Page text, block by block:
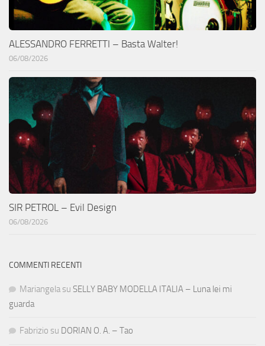
ALESSANDRO FERRETTI – Basta Walter!
06/08/2026
SIR PETROL – Evil Design
06/08/2026
COMMENTI RECENTI
Mariangela su SELLY BABY MODELLA ITALIA – Luna lei mi
guarda
Fabrizio su DORIAN O. A. – Tao